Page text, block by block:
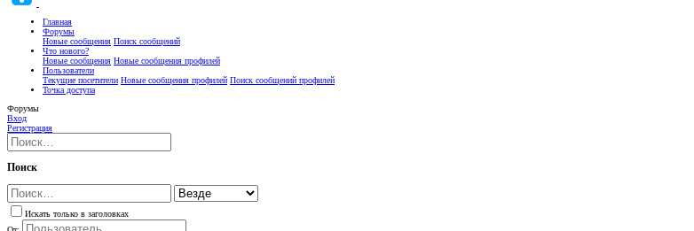
Главная
Форумы
Новые сообщения Поиск сообщений
Что нового?
Новые сообщения Новые сообщения профилей
Пользователи
Текущие посетители Новые сообщения профилей Поиск сообщений профилей
Точка доступа
Форумы
Вход
Регистрация
Поиск
Искать только в заголовках